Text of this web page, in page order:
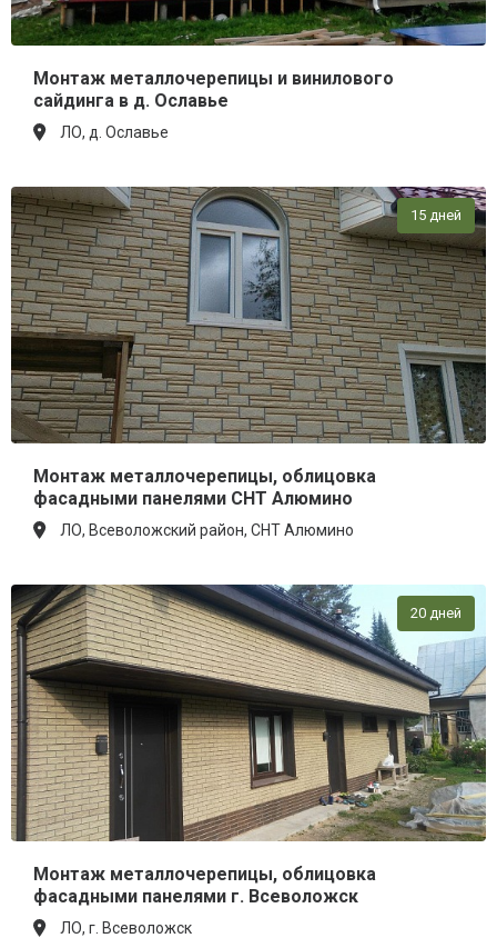
Монтаж металлочерепицы и винилового
сайдинга в д. Ославье
ЛО, д. Ославье
15 дней
Монтаж металлочерепицы, облицовка
фасадными панелями СНТ Алюмино
ЛО, Всеволожский район, СНТ Алюмино
20 дней
Монтаж металлочерепицы, облицовка
фасадными панелями г. Всеволожск
ЛО, г. Всеволожск